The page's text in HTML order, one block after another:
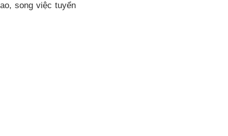
song việc tuyển